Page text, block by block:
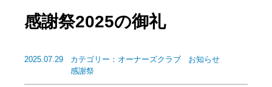
感謝祭2025の御礼
2025.07.29 カテゴリー： オーナーズクラブ
お知らせ
感謝祭